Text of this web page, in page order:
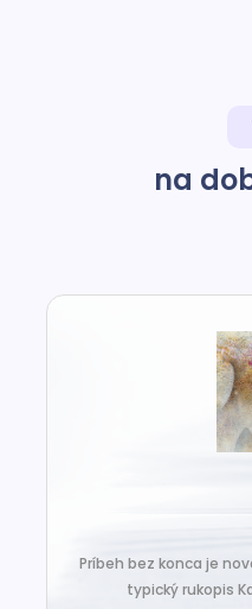
na
Príbeh bez konca je
typický rukopis